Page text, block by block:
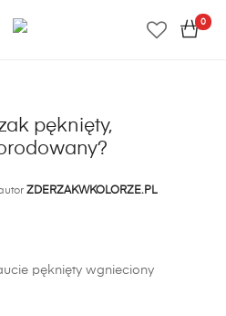
0
ZDERZAKWKOLORZE.PL
pęknięty,